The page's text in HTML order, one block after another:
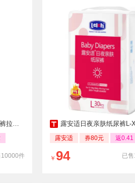
尺码
10000件
露安适日夜亲肤纸尿裤L-XL尺
露安适 券80元 返0.41
已
￥ 94